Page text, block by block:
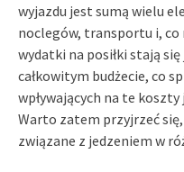
wyjazdu jest sumą wielu
noclegów, transportu i, co
wydatki na posiłki stają
całkowitym budżecie, co
wpływających na te
Warto zatem przyjrzeć się,
związane z jedzeniem w